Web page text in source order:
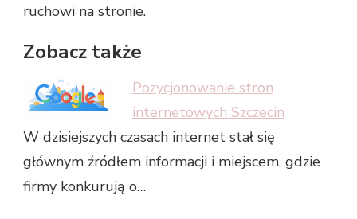
ruchowi na stronie.
Zobacz także
Pozycjonowanie stron
internetowych Szczecin
W dzisiejszych czasach internet stał się
głównym źródłem informacji i miejscem, gdzie
firmy konkurują o…